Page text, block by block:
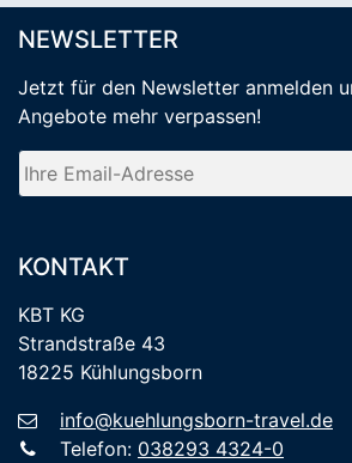
NEWSLETTER
Jetzt für den Newsletter anmelden
Angebote mehr verpassen!
KONTAKT
KBT KG
Strandstraße 43
18225 Kühlungsborn
info@kuehlungsborn-travel.de
Telefon: 038293 4324-0